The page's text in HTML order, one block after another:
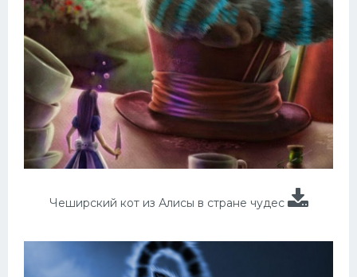
Чеширский кот из Алисы в стране чудес